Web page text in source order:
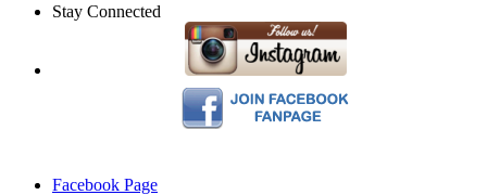
Stay Connected
Facebook Page